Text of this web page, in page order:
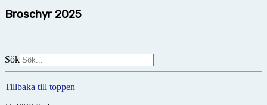
Broschyr 2025
Sök
Tillbaka till toppen